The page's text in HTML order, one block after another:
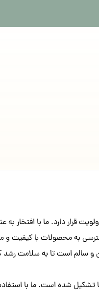
قرار دارد. ما با افتخار به
به محصولات با کیفیت و
سالم است تا به سلامت رشد
تشکیل شده است. ما با